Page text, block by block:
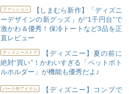
ファッション
【しまむら新作】「ディズニ
ーデザインの新グッズ」が“1千円台”で
激かわ＆優秀！保冷トートなど3品を正
直レビュー
ディズニーストア
【ディズニー】夏の前に
絶対“買い”！かわいすぎる「ペットボト
ルホルダー」が機能も優秀だよ♪
パーク外アイテム
【ディズニー】コンプで